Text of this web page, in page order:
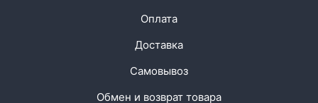
Оплата
Доставка
Самовывоз
Обмен и возврат товара